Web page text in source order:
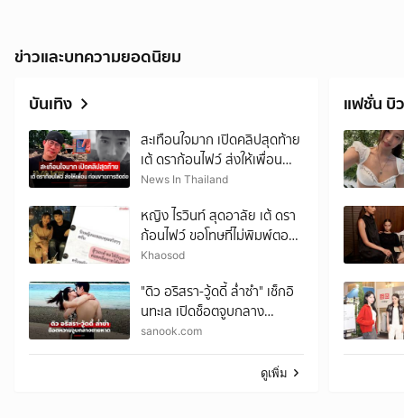
ข่าวและบทความยอดนิยม
บันเทิง
สะเทือนใจมาก เปิดคลิปสุดท้าย
เต้ ดราก้อนไฟว์ ส่งให้เพื่อน
ก่อนขาดการติดต่อ
News In Thailand
หญิง ไรวินท์ สุดอาลัย เต้ ดรา
ก้อนไฟว์ ขอโทษที่ไม่พิมพ์ตอบ
ไปตอนนั้น เผย22ปีที่รู้จัก
Khaosod
"ดิว อริสรา-วู้ดดี้ ล่ำซำ" เช็กอิ
นทะเล เปิดช็อตจูบกลาง
ชายหาดหวานฉ่ำมาก
sanook.com
ดูเพิ่ม
แฟชั่น บิ